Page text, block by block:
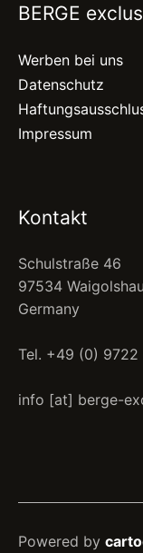
BERGE
Werben bei uns
Datenschutz
Impressum
Kontakt
Schulstraße 46
97534
Germany
Tel. +49 (0) 9722
info [at] berge-
Powered by